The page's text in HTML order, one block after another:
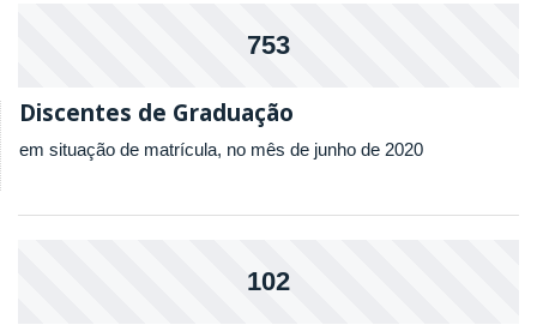
753
Discentes de Graduação
em situação de matrícula, no mês de junho de 2020
102